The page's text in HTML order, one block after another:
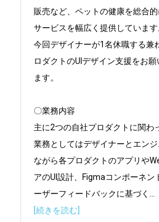
販売など、ペットの健康を総合
サービスを幅広く提供しています
今回デザイナーが1名休職する兼
ロダクトのUIデザイン支援をお
ます。
〇業務内容
主に2つの自社プロダクトに関わ
業務としてはデザイナーとエン
ながら各プロダクトのアプリや
アのUI設計、Figmaコンポーネン
ーザーフィードバックに基づく
[続きを読む]